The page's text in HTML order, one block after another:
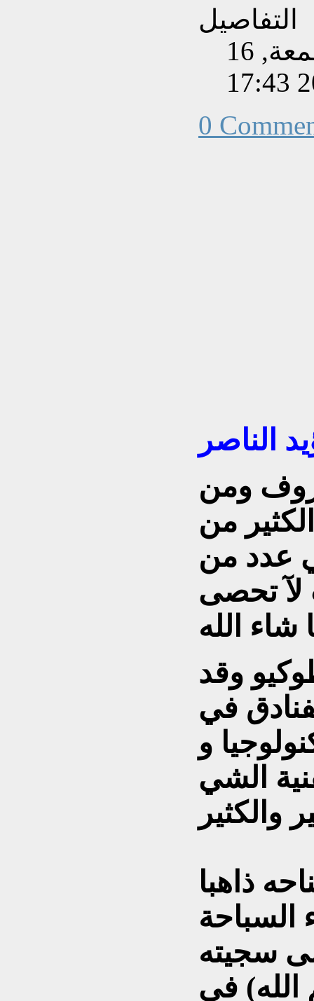
التفاصيل
تم إنشاءه بتاريخ الجمعة, 16
0
الناصر
ومن
من
عدد من
لآ تحصى
وقد
في
و
الشي
ذاهبا
السباحة
سجيته
الله) في